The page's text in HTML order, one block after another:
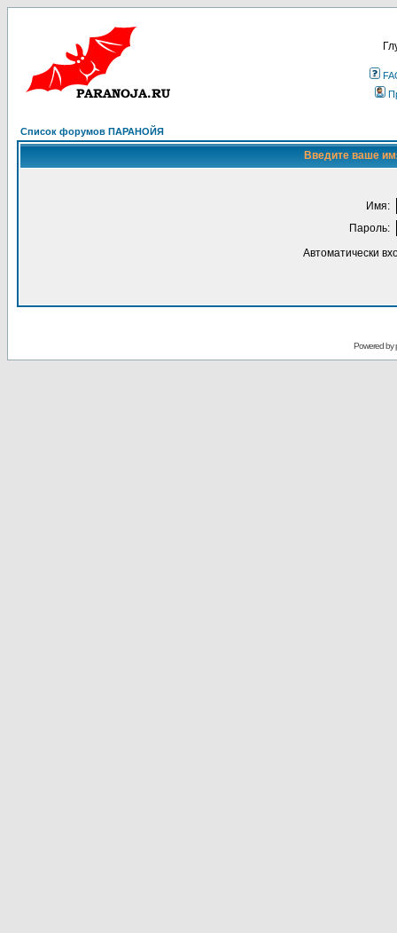
Список форумов ПАРАНОЙЯ
Введите ваше
Имя:
Пароль:
Автоматически
Powered by